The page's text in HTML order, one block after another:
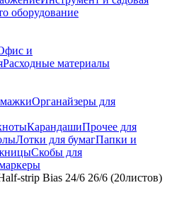
оборудование
и
Расходные материалы
Органайзеры для
КарандашиПрочее для
Лотки для бумагПапки и
Скобы для
strip Bias 24/6 26/6 (20листов)